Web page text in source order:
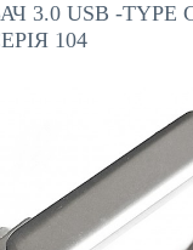
3.0 USB -TYPE
104